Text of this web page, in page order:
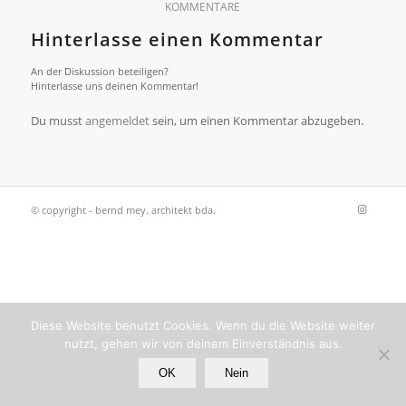
KOMMENTARE
Hinterlasse einen Kommentar
An der Diskussion beteiligen?
Hinterlasse uns deinen Kommentar!
Du musstangemeldetsein, um einen Kommentar abzugeben.
© copyright - bernd mey. architekt bda.
Diese Website benutzt Cookies. Wenn du die Website weiter
nutzt, gehen wir von deinem Einverständnis aus.
OK Nein